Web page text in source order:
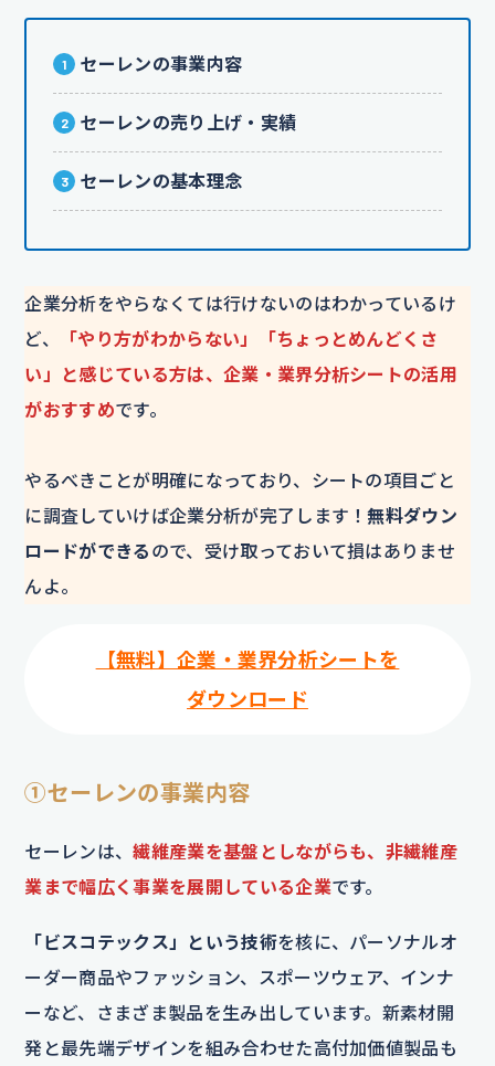
セーレンの事業内容
セーレンの売り上げ・実績
セーレンの基本理念
企業分析をやらなくては行けないのはわかっているけ
ど、
「やり方がわからない」「ちょっとめんどくさ
い」と感じている方は、企業・業界分析シートの活用
がおすすめです。
やるべきことが明確になっており、シートの項目ごと
に調査していけば企業分析が完了します！無料ダウン
ロードができる ので、受け取っておいて損はありませ
んよ。
【無料】企業・業界分析シートを
ダウンロード
①セーレンの事業内容
セーレンは、繊維産業を基盤としながらも、非繊維産
業まで幅広く事業を展開している企業です。
「ビスコテックス」という技術を核に、パーソナルオ
ーダー商品やファッション、スポーツウェア、インナ
ーなど、さまざま製品を生み出しています。新素材開
発と最先端デザインを組み合わせた高付加価値製品も